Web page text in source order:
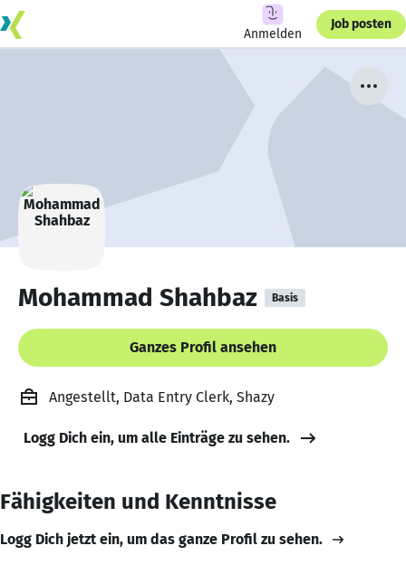
Anmelden
Job posten
Mohammad Shahbaz Basis
Ganzes Profil ansehen
Angestellt, Data Entry Clerk, Shazy
Logg Dich ein, um alle Einträge zu sehen.
Fähigkeiten und Kenntnisse
Logg Dich jetzt ein, um das ganze Profil zu sehen.